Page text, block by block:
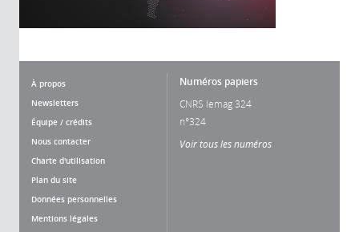
À propos
Newsletters
Équipe / crédits
Nous contacter
Charte d'utilisation
Plan du site
Données personnelles
Mentions légales
Numéros papiers
CNRS lemag 324
n°324
Voir tous les numéros